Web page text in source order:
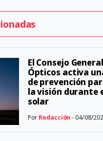
El Consejo
Ópticos activa
de prevención
la visión durante
solar
Por Redacción - 04/08/